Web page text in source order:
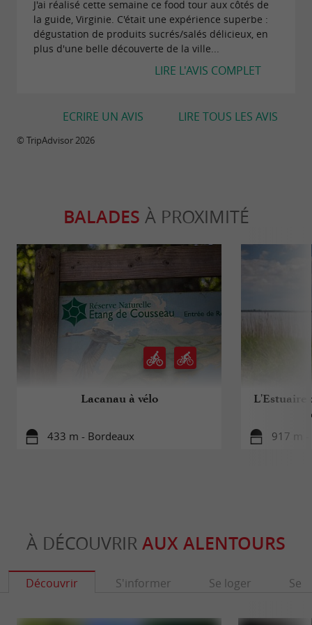
J'ai réalisé cette semaine ce food tour aux côtés de
la guide, Virginie. C'était une expérience superbe :
dégustation de produits sucrés/salés délicieux, en
plus d'une belle découverte de la ville...
LIRE L'AVIS COMPLET
LIRE TOUS LES AVIS
ECRIRE UN AVIS
© TripAdvisor 2026
BALADES À PROXIMITÉ
Lacanau à vélo
433 m - Bordeaux
L'Estuaire
917 m -
À DÉCOUVRIR AUX ALENTOURS
Découvrir S'informer Se loger Se